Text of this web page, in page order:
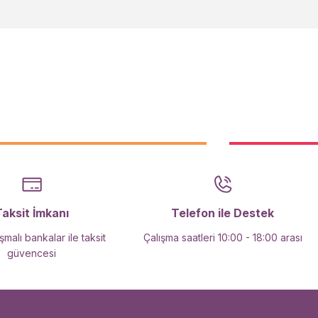
İmkanı
bankalar ile taksit
güvencesi
Telefon ile Destek
Çalışma saatleri 10:00 - 18:00 arası